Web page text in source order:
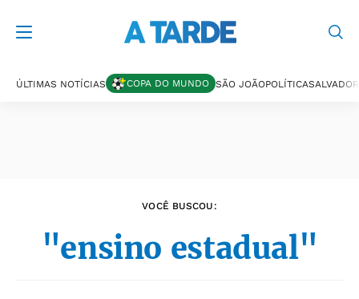
ÚLTIMAS NOTÍCIAS COPA DO MUNDO SÃO JOÃOPOLÍTICASALVADOR
VOCÊ BUSCOU:
"ensino estadual"